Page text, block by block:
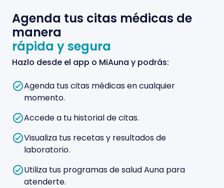
Agenda tus citas médicas de
manera
rápida y segura
Hazlo desde el app o MiAuna y podrás:
Agenda tus citas médicas en cualquier
momento.
Accede a tu historial de citas.
Visualiza tus recetas y resultados de
laboratorio.
Utiliza tus programas de salud Auna para
atenderte.